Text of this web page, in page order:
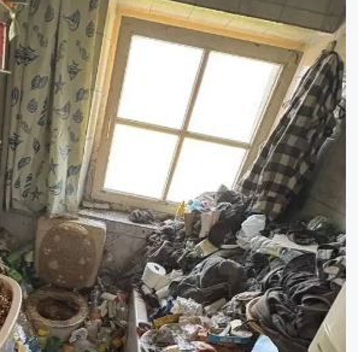
Grundreinigung).